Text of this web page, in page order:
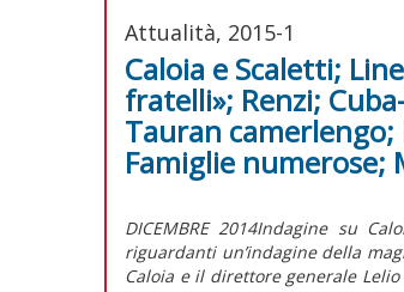
Attualità, 2015-1
Caloia e Scaletti;
fratelli»; Renzi;
Tauran
Famiglie numerose;
DICEMBRE 2014Indagine su
riguardanti un’indagine della
Caloia e il direttore generale